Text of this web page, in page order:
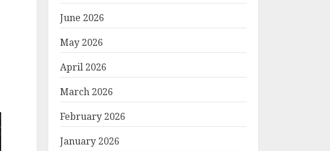
June 2026
May 2026
April 2026
March 2026
February 2026
January 2026